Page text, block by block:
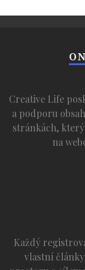
Creative Life
a podporu
stránkách,
na
Každý
vlastní